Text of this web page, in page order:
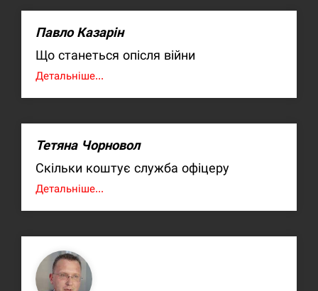
Павло Казарін
Що станеться опісля війни
Детальніше...
Тетяна Чорновол
Скільки коштує служба офіцеру
Детальніше...